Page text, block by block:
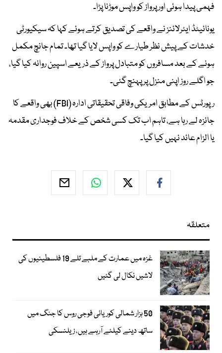
فہمی پیدا ہوئی اور پرواز کو واپس موڑنا پڑا۔
یونائیٹڈ ایئرلائنز نے واقعے کی تصدیق کرتے ہوئے کہا کہ سیکیورٹی
خدشات کے پیش نظر طیارے کو واپس لایا گیا تھا۔ تمام جانچ مکمل
ہونے کے بعد مسافروں کو متبادل پرواز کے ذریعے اسپین روانہ کیا گیا،
جو اگلے روز اپنی منزل پر پہنچ گئی۔
رپورٹس کے مطابق امریکی وفاقی تحقیقاتی ادارہ (FBI) بھی واقعے کا
جائزہ لے رہا ہے، تاہم اب تک کسی شخص کے خلاف فوجداری مقدمہ
یا الزام عائد نہیں کیا گیا۔
متعلقہ
غزہ میں عمارت کے ملبے تلے 19 فلسطینیوں کی
لاشیں نکال لی گئیں
50 ہزار شمالی کوریائی فوجی روس کا جنگ میں
ساتھ دینے کیلئے آرہے ہیں، زیلنسکی